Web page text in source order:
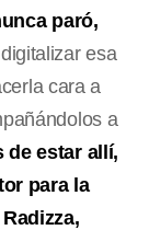
paró,
esa
cara a
a
de estar allí,
para la